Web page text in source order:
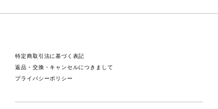
特定商取引法に基づく表記
返品・交換・キャンセルにつきまして
プライバシーポリシー